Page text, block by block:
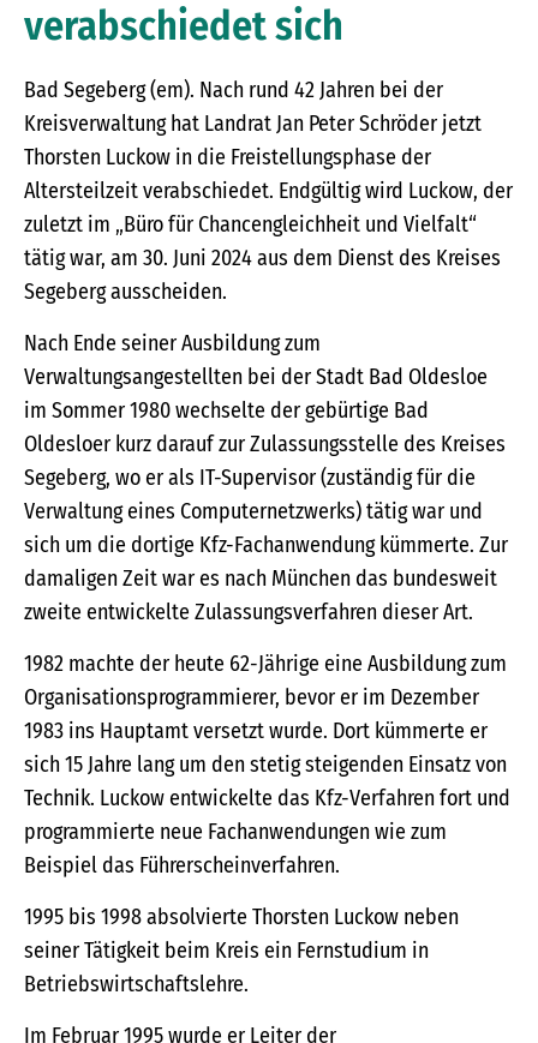
verabschiedet sich
Bad Segeberg (em). Nach rund 42 Jahren bei der
Kreisverwaltung hat Landrat Jan Peter Schröder jetzt
Thorsten Luckow in die Freistellungsphase der
Altersteilzeit verabschiedet. Endgültig wird Luckow, der
zuletzt im „Büro für Chancengleichheit und Vielfalt“
tätig war, am 30. Juni 2024 aus dem Dienst des Kreises
Segeberg ausscheiden.
Nach Ende seiner Ausbildung zum
Verwaltungsangestellten bei der Stadt Bad Oldesloe
im Sommer 1980 wechselte der gebürtige Bad
Oldesloer kurz darauf zur Zulassungsstelle des Kreises
Segeberg, wo er als IT-Supervisor (zuständig für die
Verwaltung eines Computernetzwerks) tätig war und
sich um die dortige Kfz-Fachanwendung kümmerte. Zur
damaligen Zeit war es nach München das bundesweit
zweite entwickelte Zulassungsverfahren dieser Art.
1982 machte der heute 62-Jährige eine Ausbildung zum
Organisationsprogrammierer, bevor er im Dezember
1983 ins Hauptamt versetzt wurde. Dort kümmerte er
sich 15 Jahre lang um den stetig steigenden Einsatz von
Technik. Luckow entwickelte das Kfz-Verfahren fort und
programmierte neue Fachanwendungen wie zum
Beispiel das Führerscheinverfahren.
1995 bis 1998 absolvierte Thorsten Luckow neben
seiner Tätigkeit beim Kreis ein Fernstudium in
Betriebswirtschaftslehre.
Im Februar 1995 wurde er Leiter der